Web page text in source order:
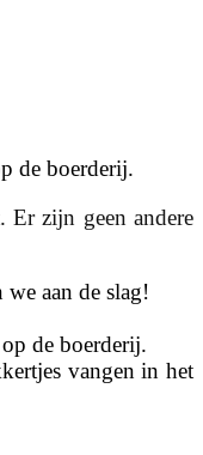
de boerderij.
Er zijn geen andere
aan de slag!
de boerderij.
vangen in het